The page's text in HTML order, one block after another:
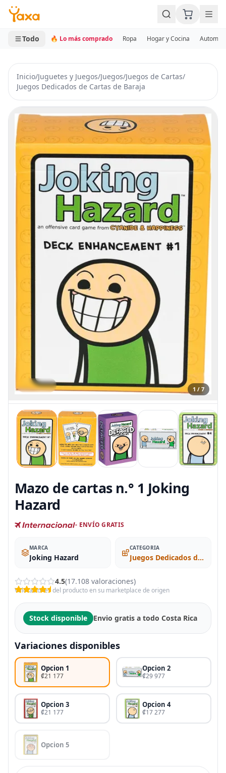
MINI CARRITO
0 productos
Todo 🔥 Lo más comprado Ropa Hogar y Cocina
Inicio/Juguetes y Juegos/Juegos/Juegos de Cartas/
Juegos Dedicados de Cartas de Baraja
1 / 7
Mazo de cartas n.° 1 Joking
Hazard
- ENVÍO GRATIS
MARCA
Joking Hazard
CATEGORIA
Juegos Dedicados de Cartas de Baraja
4.5(17.108 valoraciones)
Valoraciones del producto en su marketplace de origen
Stock disponible Envio gratis a todo Costa Rica
Variaciones disponibles
Opcion 1
₡21 177
Opcion 2
₡29 977
Opcion 3
₡21 177
Opcion 4
₡17 277
Opcion 5